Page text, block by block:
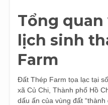
Tổng
lịch sinh
Farm
Đất Thép Farm tọa lạc tại
xã Củ Chi, Thành phố Hồ
dấu ấn của vùng đất